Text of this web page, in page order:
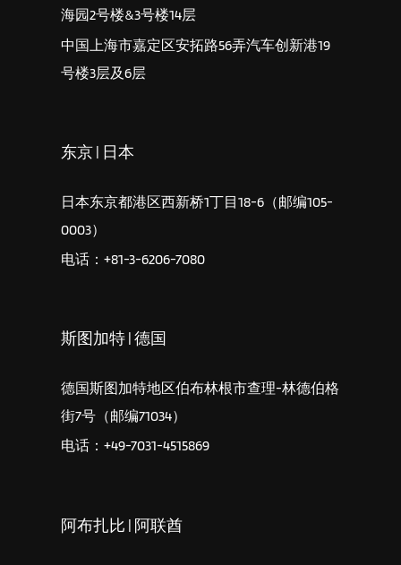
海园2号楼&3号楼14层
中国上海市嘉定区安拓路56弄汽车创新港19
号楼3层及6层
东京 | 日本
日本东京都港区西新桥1丁目18-6（邮编105-
0003）
电话：+81-3-6206-7080
斯图加特 | 德国
德国斯图加特地区伯布林根市查理-林德伯格
街7号（邮编71034）
电话：+49-7031-4515869
阿布扎比 | 阿联酋